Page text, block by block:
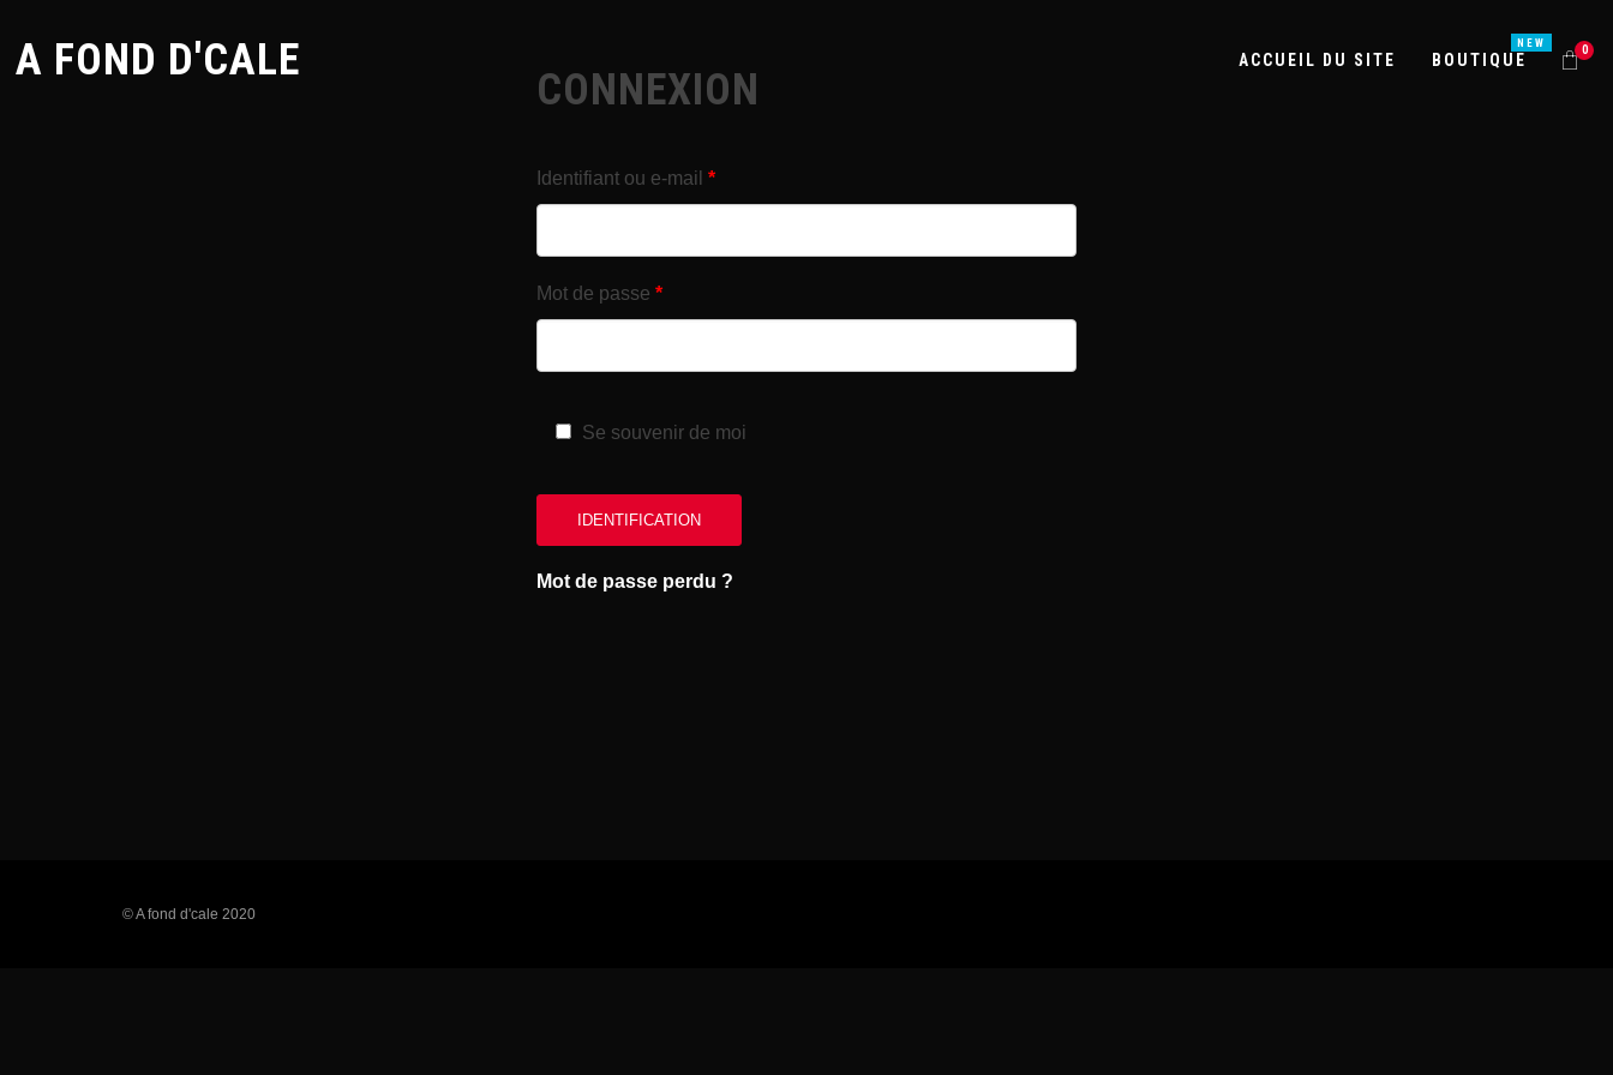
A FOND D'CALE ACCUEIL DU SITE BOUTIQUE
0
CONNEXION
Identifiant ou e-mail *
Mot de passe *
Se souvenir de moi
IDENTIFICATION
Mot de passe perdu ?
© A fond d'cale 2020